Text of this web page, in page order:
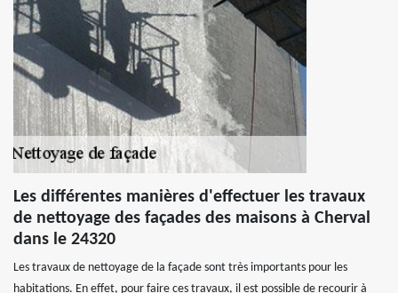
Les différentes manières d'effectuer les travaux
de nettoyage des façades des maisons à Cherval
dans le 24320
Les travaux de nettoyage de la façade sont très importants pour les
habitations. En effet, pour faire ces travaux, il est possible de recourir à